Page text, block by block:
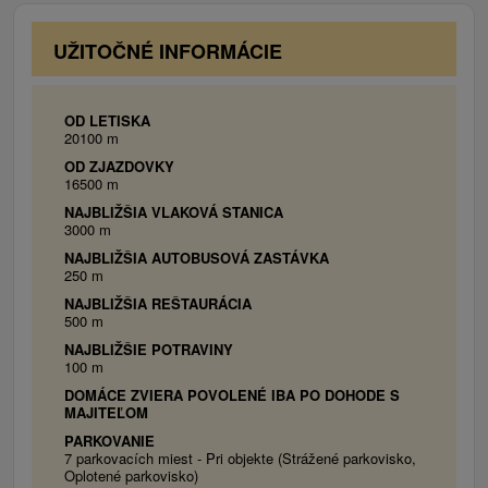
1x Trojlôžková izba (bezbariérová)
samostatné lôžko, chladnička, kúpeľňa s
kanvica, jedálenské posedenie, chladnička),
WiFi.
UŽITOČNÉ INFORMÁCIE
OD LETISKA
20100 m
OD ZJAZDOVKY
16500 m
NAJBLIŽŠIA VLAKOVÁ STANICA
3000 m
NAJBLIŽŠIA AUTOBUSOVÁ ZASTÁVKA
250 m
NAJBLIŽŠIA REŠTAURÁCIA
500 m
NAJBLIŽŠIE POTRAVINY
100 m
DOMÁCE ZVIERA POVOLENÉ IBA PO DOHODE S
MAJITEĽOM
PARKOVANIE
7 parkovacích miest - Pri objekte (Strážené parkovisko,
Oplotené parkovisko)